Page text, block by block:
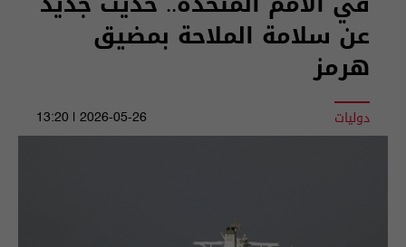
عن سلامة الملاحة بمضيق
هرمز
دوليات 2026-05-26 | 13:20